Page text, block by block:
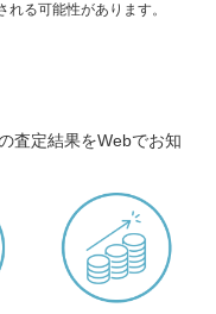
る可能性があります。
査定結果をWebでお知